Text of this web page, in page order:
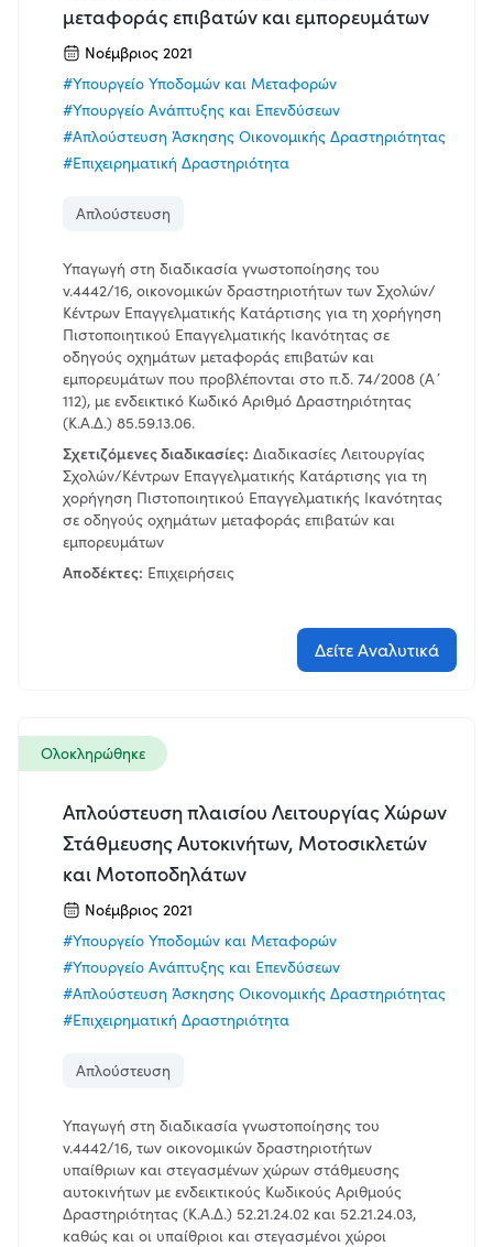
μεταφοράς επιβατών και εμπορευμάτων
Νοέμβριος 2021
#Επιχειρηματική Δραστηριότητα
#Απλούστευση Άσκησης Οικονομικής Δραστηριότητας
#Υπουργείο Ανάπτυξης και Επενδύσεων
#Υπουργείο Υποδομών και Μεταφορών
Απλούστευση
Υπαγωγή στη διαδικασία γνωστοποίησης του
ν.4442/16, οικονομικών δραστηριοτήτων των Σχολών/
Κέντρων Επαγγελματικής Κατάρτισης για τη χορήγηση
Πιστοποιητικού Επαγγελματικής Ικανότητας σε
οδηγούς οχημάτων μεταφοράς επιβατών και
εμπορευμάτων που προβλέπονται στο π.δ. 74/2008 (Α΄
112), με ενδεικτικό Κωδικό Αριθμό Δραστηριότητας
(Κ.Α.Δ.) 85.59.13.06.
Σχετιζόμενες διαδικασίες: Διαδικασίες Λειτουργίας
Σχολών/Κέντρων Επαγγελματικής Κατάρτισης για τη
χορήγηση Πιστοποιητικού Επαγγελματικής Ικανότητας
σε οδηγούς οχημάτων μεταφοράς επιβατών και
εμπορευμάτων
Αποδέκτες: Επιχειρήσεις
Δείτε Αναλυτικά
Ολοκληρώθηκε
Απλούστευση πλαισίου Λειτουργίας Χώρων
Στάθμευσης Αυτοκινήτων, Μοτοσικλετών
και Μοτοποδηλάτων
Νοέμβριος 2021
#Επιχειρηματική Δραστηριότητα
#Απλούστευση Άσκησης Οικονομικής Δραστηριότητας
#Υπουργείο Ανάπτυξης και Επενδύσεων
#Υπουργείο Υποδομών και Μεταφορών
Απλούστευση
Υπαγωγή στη διαδικασία γνωστοποίησης του
ν.4442/16, των οικονομικών δραστηριοτήτων
υπαίθριων και στεγασμένων χώρων στάθμευσης
αυτοκινήτων με ενδεικτικούς Κωδικούς Αριθμούς
Δραστηριότητας (Κ.Α.Δ.) 52.21.24.02 και 52.21.24.03,
καθώς και οι υπαίθριοι και στεγασμένοι χώροι